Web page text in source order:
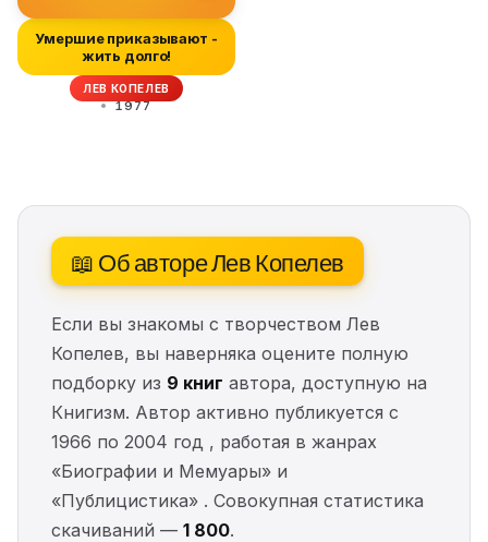
Умершие приказывают -
жить долго!
ЛЕВ КОПЕЛЕВ
1977
📖 Об авторе Лев Копелев
Если вы знакомы с творчеством Лев
Копелев, вы наверняка оцените полную
подборку из 9 книг автора, доступную на
Книгизм. Автор активно публикуется с
1966 по 2004 год , работая в жанрах
«Биографии и Мемуары» и
«Публицистика» . Совокупная статистика
скачиваний — 1 800.